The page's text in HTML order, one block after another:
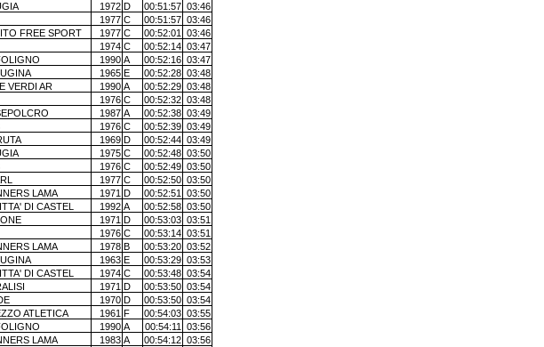
1972 D 00:51:57 03:46
1977 C 00:51:57 03:46
FREE SPORT 1977 C 00:52:01
03:46
1974 C 00:52:14 03:47
1990 A 00:52:16 03:47
1965 E 00:52:28 03:48
VERDI AR 1990 A 00:52:29 03:48
1976 C 00:52:32 03:48
1987 A 00:52:38 03:49
1976 C 00:52:39 03:49
1969 D 00:52:44 03:49
1975 C 00:52:48 03:50
1976 C 00:52:49 03:50
1977 C 00:52:50 03:50
LAMA 1971 D 00:52:51
03:50
DI CASTEL 1992 A 00:52:58 03:50
1971 D 00:53:03 03:51
1976 C 00:53:14 03:51
LAMA 1978 B 00:53:20 03:52
1963 E 00:53:29 03:53
DI CASTEL 1974 C 00:53:48 03:54
1971 D 00:53:50 03:54
1970 D 00:53:50 03:54
ATLETICA 1961 F 00:54:03 03:55
1990 A 00:54:11
03:56
LAMA 1983 A 00:54:12 03:56